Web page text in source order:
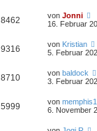
8462 von Jonni
16. Februar
9316 von Kristian
5. Februar
8710 von baldock
3. Februar
5999 von
6. November